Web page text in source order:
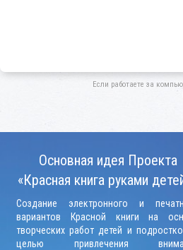
Если работаете за
Основная идея Проекта
«Красная книга руками
Создание электронного и
вариантов Красной книги на
творческих работ детей и
целью привлечения